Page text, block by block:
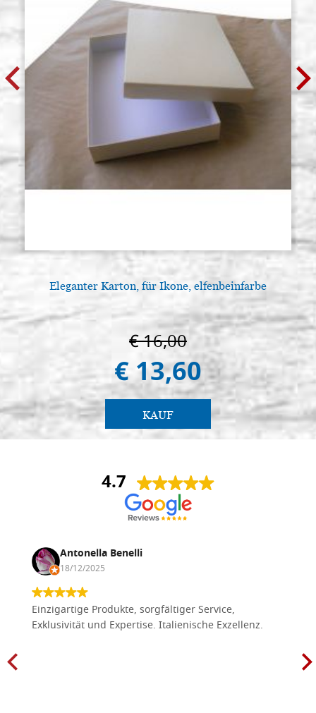
Eleganter Karton, für Ikone, elfenbeinfarbe
€ 16,00
€ 13,60
KAUF
4.7
Antonella Benelli
18/12/2025
Einzigartige Produkte, sorgfältiger Service,
Exklusivität und Expertise. Italienische Exzellenz.